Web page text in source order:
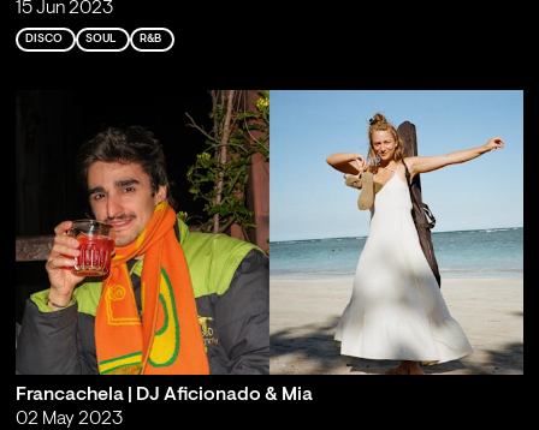
15 Jun 2023
DISCO SOUL R&B
Francachela | DJ Aficionado & Mia
02 May 2023